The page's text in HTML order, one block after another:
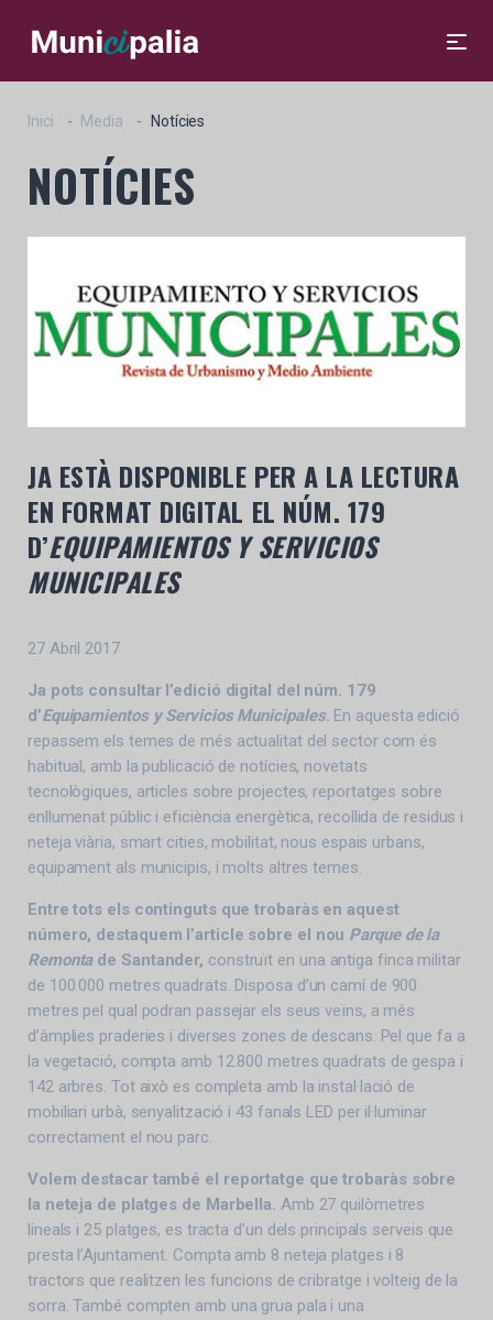
Inici Media Notícies
NOTÍCIES
JA ESTÀ DISPONIBLE PER A LA LECTURA
EN FORMAT DIGITAL EL NÚM. 179
D’EQUIPAMIENTOS Y SERVICIOS
MUNICIPALES
27 Abril 2017
Ja pots consultar l’edició digital del núm. 179
d’Equipamientos y Servicios Municipales. En aquesta edició
repassem els temes de més actualitat del sector com és
habitual, amb la publicació de notícies, novetats
tecnològiques, articles sobre projectes, reportatges sobre
enllumenat públic i eficiència energètica, recollida de residus i
neteja viària, smart cities, mobilitat, nous espais urbans,
equipament als municipis, i molts altres temes.
Entre tots els continguts que trobaràs en aquest
número, destaquem l’article sobre el nou Parque de la
Remontade Santander, construït en una antiga finca militar
de 100.000 metres quadrats. Disposa d’un camí de 900
metres pel qual podran passejar els seus veïns, a més
d’àmplies praderies i diverses zones de descans. Pel que fa a
la vegetació, compta amb 12.800 metres quadrats de gespa i
142 arbres. Tot això es completa amb la instal·lació de
mobiliari urbà, senyalització i 43 fanals LED per il·luminar
correctament el nou parc.
Volem destacar també el reportatge que trobaràs sobre
la neteja de platges de Marbella. Amb 27 quilòmetres
lineals i 25 platges, es tracta d’un dels principals serveis que
presta l’Ajuntament. Compta amb 8 neteja platges i 8
tractors que realitzen les funcions de cribratge i volteig de la
sorra. També compten amb una grua pala i una